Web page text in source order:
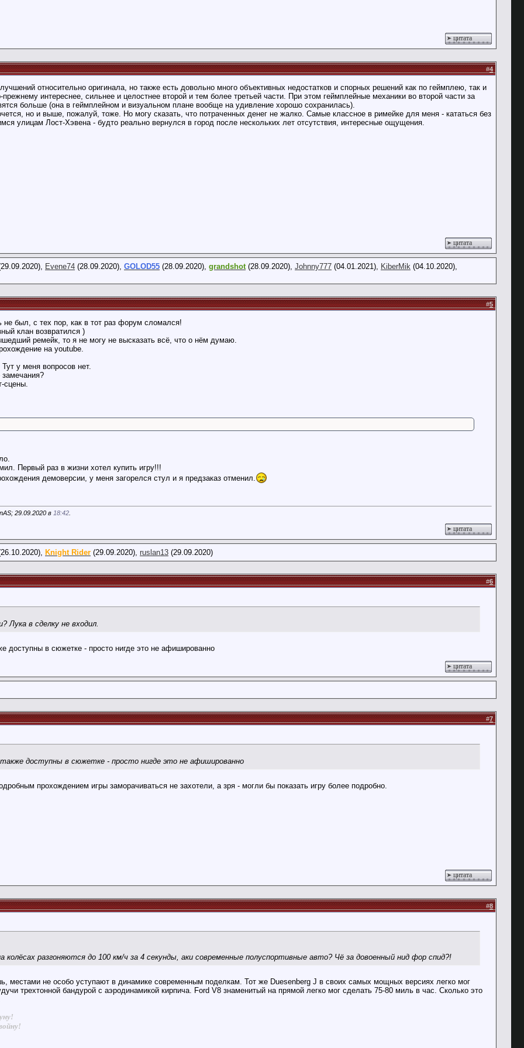
цитата
#4
относительно оригинала, но также есть довольно много объективных недостатков и спорных решений как по геймплею, так и
интереснее, сильнее и целостнее второй и тем более третьей части. При этом геймплейные механики во второй части за
больше (она в геймплейном и визуальном плане вообще на удивление хорошо сохранилась).
но и выше, пожалуй, тоже. Но могу сказать, что потраченных денег не жалко. Самые классное в римейке для меня - кататься без
улицам Лост-Хэвена - будто реально вернулся в город после нескольких лет отсутствия, интересные ощущения.
цитата
Evene74 (28.09.2020), GOLOD55 (28.09.2020), grandshot(28.09.2020), Johnny777 (04.01.2021), KiberMik (04.10.2020),
#5
не был, с тех пор, как в тот раз форум сломался!
клан возвратился )
ремейк, то я не могу не высказать всё, что о нём думаю.
на youtube.
у меня вопросов нет.
замечания?
сцены.
Первый раз в жизни хотел купить игру!!!
демоверсии, у меня загорелся стул и я предзаказ отменил.
29.09.2020 в 18:42
цитата
Knight Rider (29.09.2020), ruslan13 (29.09.2020)
#6
Лука в сделку не входил.
доступны в сюжетке - просто нигде это не афишированно
цитата
#7
также доступны в сюжетке - просто нигде это не афишированно
прохождением игры заморачиваться не захотели, а зря - могли бы показать игру более подробно.
цитата
#8
колёсах разгоняются до 100 км/ч за 4 секунды, аки современные полуспортивные авто? Чё за довоенный нид фор спид?!
местами не особо уступают в динамике современным поделкам. Тот же Duesenberg J в своих самых мощных версиях легко мог
трехтонной бандурой с аэродинамикой кирпича. Ford V8 знаменитый на прямой легко мог сделать 75-80 миль в час. Сколько это